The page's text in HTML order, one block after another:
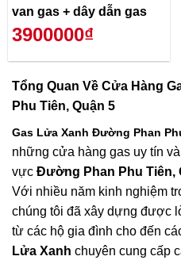
van gas + dây dẫn gas
3900000₫
Tổng Quan Về Cửa Hàng
Phu Tiên, Quận 5
Gas Lửa Xanh Đường Phan
những cửa hàng gas uy tín
vực Đường Phan Phu Tiên,
Với nhiều năm kinh nghiệm
chúng tôi đã xây dựng được
từ các hộ gia đình cho đến
Lửa Xanh chuyên cung cấp